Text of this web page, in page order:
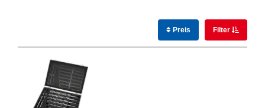
Preis Filter